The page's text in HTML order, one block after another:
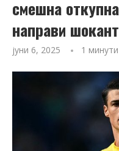
смешна
направи
јуни 6, 2025 1